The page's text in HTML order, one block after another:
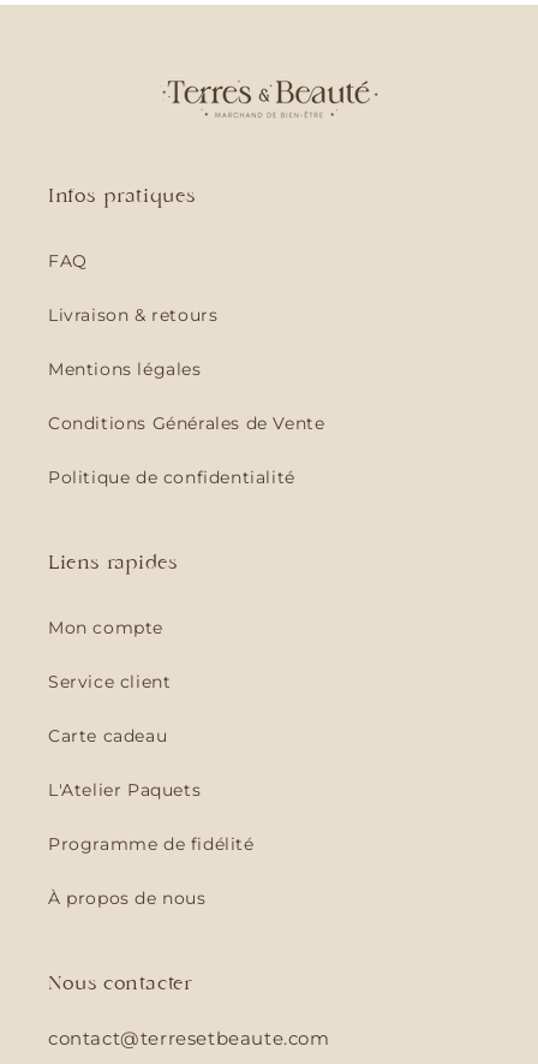
Infos pratiques
FAQ
Livraison & retours
Mentions légales
Conditions Générales de Vente
Politique de confidentialité
Liens rapides
Mon compte
Service client
Carte cadeau
L'Atelier Paquets
Programme de fidélité
À propos de nous
Nous contacter
contact@terresetbeaute.com